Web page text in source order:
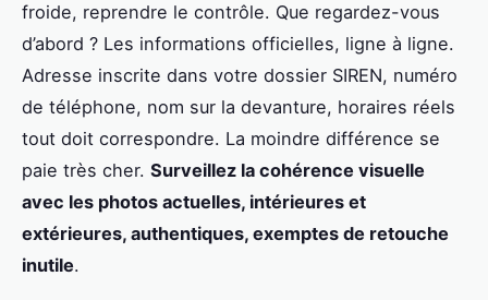
froide, reprendre le contrôle. Que regardez-vous
d’abord ? Les informations officielles, ligne à ligne.
Adresse inscrite dans votre dossier SIREN, numéro
de téléphone, nom sur la devanture, horaires réels
tout doit correspondre. La moindre différence se
paie très cher. Surveillez la cohérence visuelle
avec les photos actuelles, intérieures et
extérieures, authentiques, exemptes de retouche
inutile.